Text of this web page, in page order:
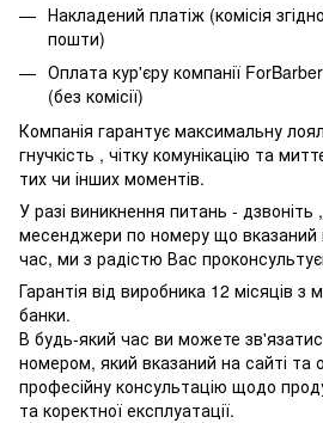
Накладений платіж (комісія
пошти)
Оплата кур'єру компанії
(без комісії)
Компанія гарантує максимальну
гнучкість , чітку комунікацію та
тих чи інших моментів.
У разі виникнення питань - дзвоніть
месенджери по номеру що вказаний
час, ми з радістю Вас
Гарантія від виробника 12 місяців з
банки.
В будь-який час ви можете
номером, який вказаний на сайті та
професійну консультацію щодо
та коректної експлуатації.